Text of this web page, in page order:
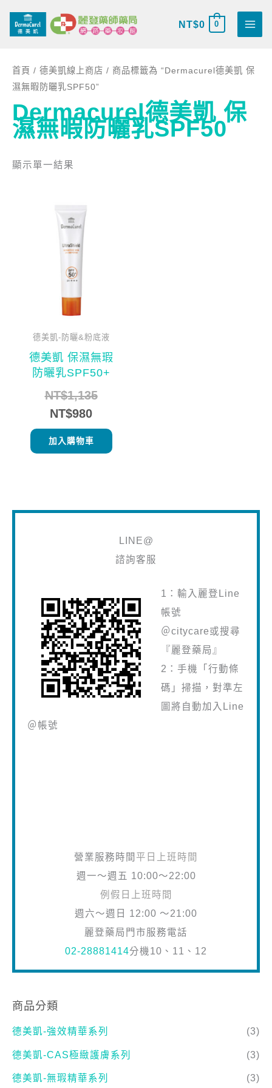
NT$0 0
首頁 / 德美凱線上商店 / 商品標籤為 “Dermacurel德美凱 保
濕無暇防曬乳SPF50”
Dermacurel德美凱 保
濕無暇防曬乳SPF50
顯示單一結果
德美凱-防曬&粉底液
德美凱 保濕無瑕
防曬乳SPF50+
NT$1,135
NT$980
加入購物車
LINE@
諮詢客服
1：輸入麗登Line
帳號
＠citycare或搜尋
『麗登藥局』
2：手機「行動條
碼」掃描，對準左
圖將自動加入Line
＠帳號
營業服務時間 平日上班時間
週一～週五 10:00～22:00
例假日上班時間
週六～週日 12:00 ～21:00
麗登藥局門市服務電話
02-28881414分機10、11、12
商品分類
德美凱-強效精華系列 (3)
德美凱-CAS極緻護膚系列 (3)
德美凱-無瑕精華系列 (3)
尋
鍵
字
: